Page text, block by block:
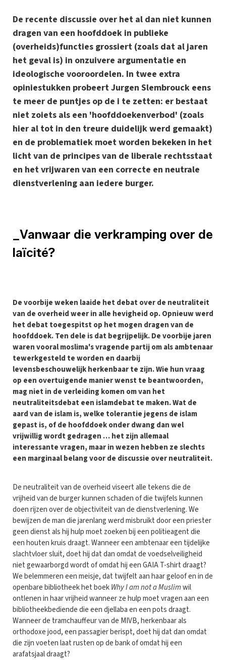
De recente discussie over het al dan niet kunnen
dragen van een hoofddoek in publieke
(overheids)functies grossiert (zoals dat al jaren
het geval is) in onzuivere argumentatie en
ideologische vooroordelen. In twee extra
opiniestukken probeert Jurgen Slembrouck eens
te meer de puntjes op de i te zetten: er bestaat
niet zoiets als een 'hoofddoekenverbod' (zoals
hier al tot in den treure duidelijk werd gemaakt)
en de problematiek moet worden bekeken in het
licht van de principes van de liberale rechtsstaat
en het vrijwaren van een correcte en neutrale
dienstverlening aan iedere burger.
_Vanwaar die verkramping over de
laïcité?
De voorbije weken laaide het debat over de neutraliteit
van de overheid weer in alle hevigheid op. Opnieuw werd
het debat toegespitst op het mogen dragen van de
hoofddoek. Ten dele is dat begrijpelijk. De voorbije jaren
waren vooral moslima's vragende partij om als ambtenaar
tewerkgesteld te worden en daarbij
levensbeschouwelijk herkenbaar te zijn. Wie hun vraag
op een overtuigende manier wenst te beantwoorden,
mag niet in de verleiding komen om van het
neutraliteitsdebat een islamdebat te maken. Wat de
aard van de islam is, welke tolerantie jegens de islam
gepast is, of de hoofddoek onder dwang dan wel
vrijwillig wordt gedragen … het zijn allemaal
interessante vragen, maar in wezen hebben ze slechts
een marginaal belang voor de discussie over neutraliteit.
De neutraliteit van de overheid viseert alle tekens die de
vrijheid van de burger kunnen schaden of die twijfels kunnen
doen rijzen over de objectiviteit van de dienstverlening. We
bewijzen de man die jarenlang werd misbruikt door een priester
geen dienst als hij hulp moet zoeken bij een politieagent die
een houten kruis draagt. Wanneer een ambtenaar een tijdelijke
slachtvloer sluit, doet hij dat dan omdat de voedselveiligheid
niet gewaarborgd wordt of omdat hij een GAIA T-shirt draagt?
We belemmeren een meisje, dat twijfelt aan haar geloof en in de
openbare bibliotheek het boekWhy I am not a Muslimwil
ontlenen in haar vrijheid wanneer ze hulp moet vragen aan een
bibliotheekbediende die een djellaba en een pots draagt.
Wanneer de tramchauffeur van de MIVB, herkenbaar als
orthodoxe jood, een passagier berispt, doet hij dat dan omdat
die zijn voeten laat rusten op de bank of omdat hij een
arafatsjaal draagt?